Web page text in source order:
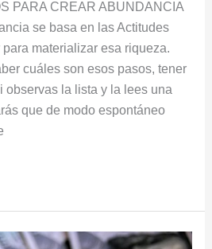
PARA CREAR ABUNDANCIA
se basa en las Actitudes
materializar esa riqueza.
cuáles son esos pasos, tener
observas la lista y la lees una
que de modo espontáneo